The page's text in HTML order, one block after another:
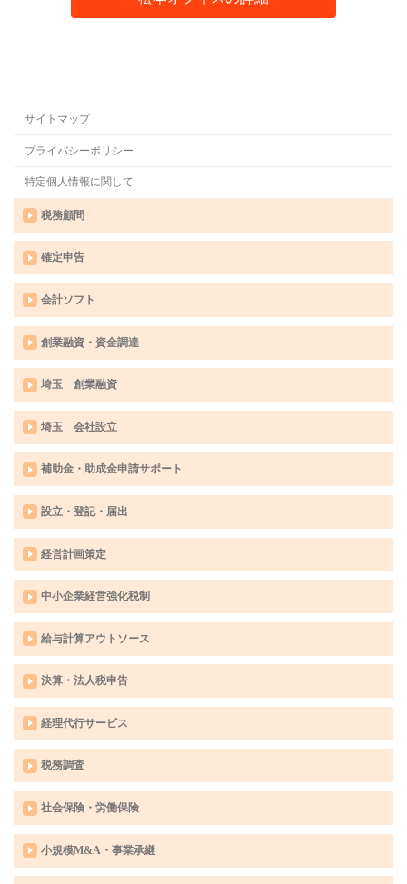
サイトマップ
プライバシーポリシー
特定個人情報に関して
税務顧問
確定申告
会計ソフト
創業融資・資金調達
埼玉 創業融資
埼玉 会社設立
補助金・助成金申請サポート
設立・登記・届出
経営計画策定
中小企業経営強化税制
給与計算アウトソース
決算・法人税申告
経理代行サービス
税務調査
社会保険・労働保険
小規模M&A・事業承継